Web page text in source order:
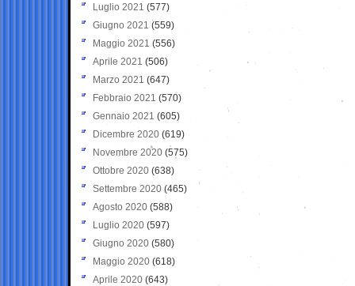
Luglio 2021 (577)
Giugno 2021(559)
Maggio 2021 (556)
Aprile 2021 (506)
Marzo 2021 (647)
Febbraio 2021 (570)
Gennaio 2021 (605)
Dicembre 2020 (619)
Novembre 2020 (575)
Ottobre 2020 (638)
Settembre 2020(465)
Agosto 2020 (588)
Luglio 2020 (597)
Giugno 2020 (580)
Maggio 2020 (618)
Aprile 2020 (643)